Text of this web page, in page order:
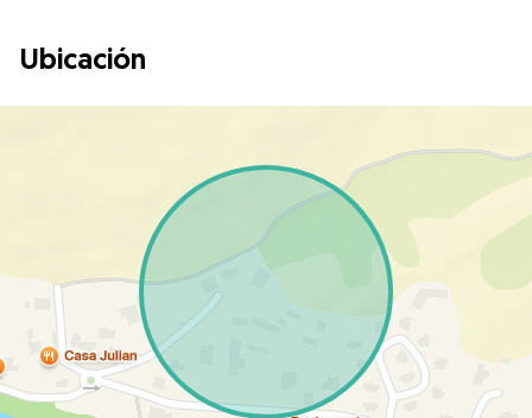
Ubicación